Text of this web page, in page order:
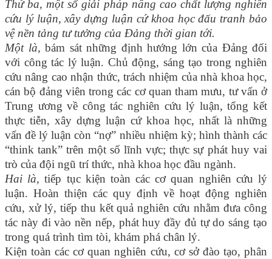
Thứ ba, một số giải pháp nâng cao chất lượng nghiên
cứu lý luận, xây dựng luận cứ khoa học đấu tranh bảo
vệ nền tảng tư tưởng của Đảng thời gian tới.
Một là, bám sát những định hướng lớn của Đảng đối
với công tác lý luận. Chủ động, sáng tạo trong nghiên
cứu nâng cao nhận thức, trách nhiệm của nhà khoa học,
cán bộ đảng viên trong các cơ quan tham mưu, tư vấn ở
Trung ương về công tác nghiên cứu lý luận, tổng kết
thực tiễn, xây dựng luận cứ khoa học, nhất là những
vấn đề lý luận còn “nợ” nhiều nhiệm kỳ; hình thành các
“think tank” trên một số lĩnh vực; thực sự phát huy vai
trò của đội ngũ trí thức, nhà khoa học đầu ngành.
Hai là,tiếp tục kiện toàn các cơ quan nghiên cứu lý
luận. Hoàn thiện các quy định về hoạt động nghiên
cứu, xử lý, tiếp thu kết quả nghiên cứu nhằm đưa công
tác này đi vào nền nếp, phát huy đầy đủ tự do sáng tạo
trong quá trình tìm tòi, khám phá chân lý.
Kiện toàn các cơ quan nghiên cứu, cơ sở đào tạo, phân